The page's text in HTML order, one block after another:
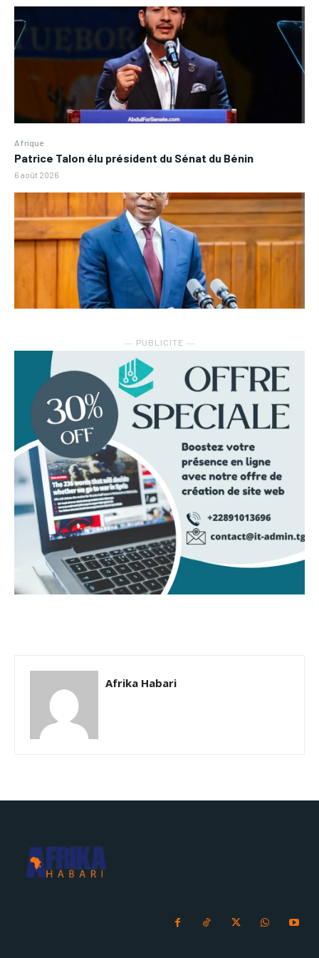
Afrique
Patrice Talon élu président du Sénat du Bénin
6 août 2026
― PUBLICITE ―
Afrika Habari